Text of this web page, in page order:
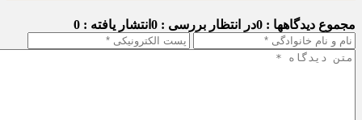
مجموع دیدگاهها : 0 در انتظار بررسی : 0 انتشار یافته : 0